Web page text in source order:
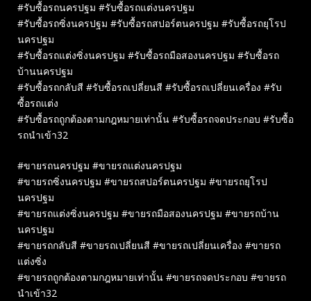
#รับซื้อรถนครปฐม #รับซื้อรถแต่งนครปฐม
#รับซื้อรถซิ่งนครปฐม #รับซื้อรถสปอร์ตนครปฐม #รับซื้อรถยุโรป
นครปฐม
#รับซื้อรถแต่งซิ่งนครปฐม #รับซื้อรถมือสองนครปฐม #รับซื้อรถ
บ้านนครปฐม
#รับซื้อรถกลับสี #รับซื้อรถเปลี่ยนสี #รับซื้อรถเปลี่ยนเครื่อง #รับ
ซื้อรถแต่ง
#รับซื้อรถถูกต้องตามกฎหมายเท่านั้น #รับซื้อรถจดประกอบ #รับซื้อ
รถนำเข้า32
#ขายรถนครปฐม #ขายรถแต่งนครปฐม
#ขายรถซิ่งนครปฐม #ขายรถสปอร์ตนครปฐม #ขายรถยุโรป
นครปฐม
#ขายรถแต่งซิ่งนครปฐม #ขายรถมือสองนครปฐม #ขายรถบ้าน
นครปฐม
#ขายรถกลับสี #ขายรถเปลี่ยนสี #ขายรถเปลี่ยนเครื่อง #ขายรถ
แต่งซิ่ง
#ขายรถถูกต้องตามกฎหมายเท่านั้น #ขายรถจดประกอบ #ขายรถ
นำเข้า32